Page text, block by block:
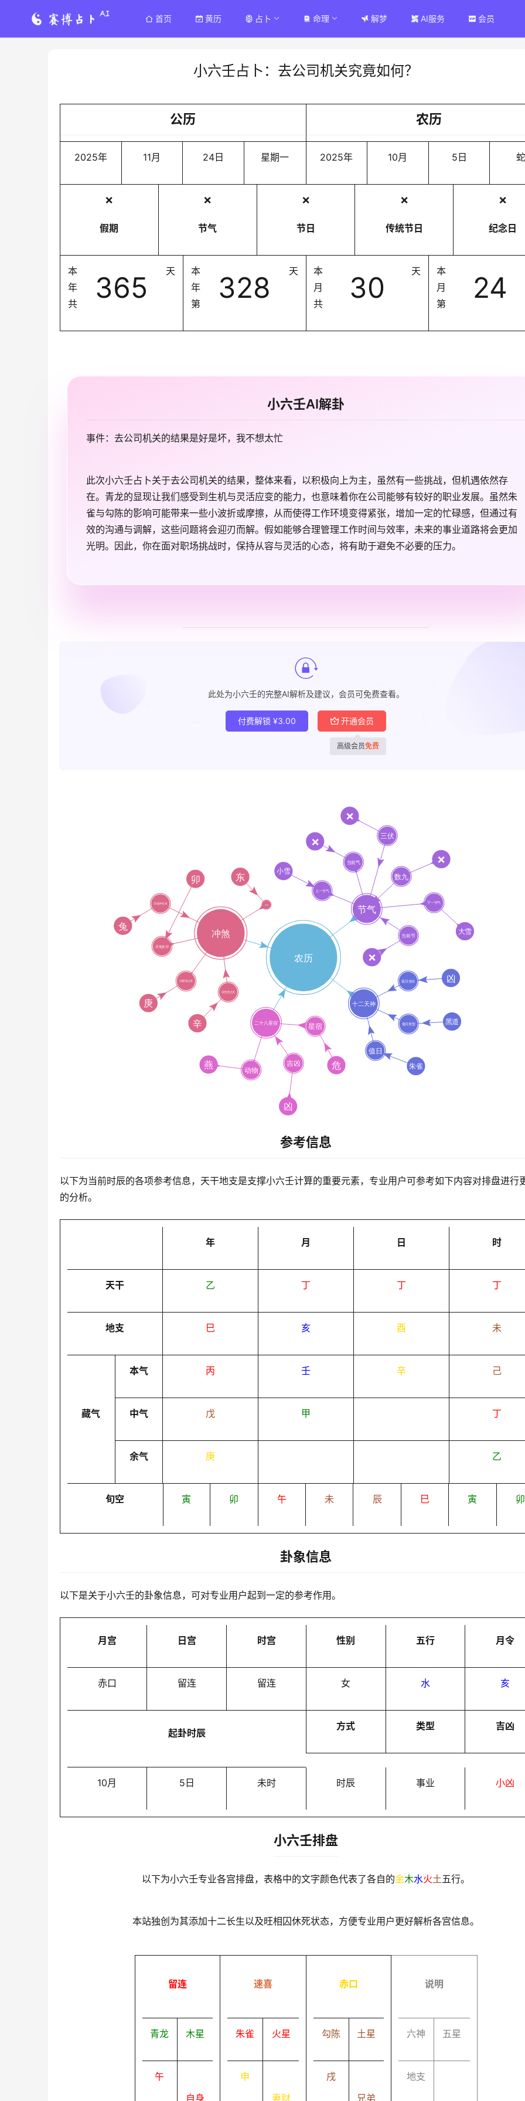
首页 黄历 占卜 命理 解梦 AI服务 会员
小六壬占卜：去公司机关究竟如何？
公历
2025年 11月 24日 星期一
农历
2025年 10月 5日 蛇
❌
假期
❌
节气
❌
节日
❌
传统节日
❌
纪念日
本
年
共
365 天
本
年
第
328 天
本
月
共
30 天
本
月
第
24
小六壬AI解卦
事件：去公司机关的结果是好是坏，我不想太忙
此次小六壬占卜关于去公司机关的结果，整体来看，以积极向上为主，虽然有一些挑战，但机遇依然存
在。青龙的显现让我们感受到生机与灵活应变的能力，也意味着你在公司能够有较好的职业发展。虽然朱
雀与勾陈的影响可能带来一些小波折或摩擦，从而使得工作环境变得紧张，增加一定的忙碌感，但通过有
效的沟通与调解，这些问题将会迎刃而解。假如能够合理管理工作时间与效率，未来的事业道路将会更加
光明。因此，你在面对职场挑战时，保持从容与灵活的心态，将有助于避免不必要的压力。
此处为小六壬的完整AI解析及建议，会员可免费查看。
付费解锁 ¥3.00 开通会员
高级会员免费
参考信息
以下为当前时辰的各项参考信息，天干地支是支撑小六壬计算的重要元素，专业用户可参考如下内容对排盘进行
的分析。
年 月 日 时
天干 乙 丁 丁 丁
地支 巳 亥 酉 未
本气 丙 壬 辛 己
藏气 中气 戊 甲 丁
余气 庚 乙
旬空 寅 卯 午 未 辰 巳 寅 卯
卦象信息
以下是关于小六壬的卦象信息，可对专业用户起到一定的参考作用。
月宫 日宫 时宫 性别 五行 月令
赤口 留连 留连 女 水 亥
起卦时辰
方式 类型 吉凶
10月 5日 未时 时辰 事业 小凶
小六壬排盘
以下为小六壬专业各宫排盘，表格中的文字颜色代表了各自的金木水火土五行。
本站独创为其添加十二长生以及旺相囚休死状态，方便专业用户更好解析各宫信息。
留连
青龙 木星
午
自身
速喜
朱雀 火星
申
妻财
赤口
勾陈 土星
戌
兄弟
说明
六神 五星
地支